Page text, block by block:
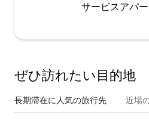
サービスアパ
ぜひ訪⁠れ⁠た⁠い目⁠的⁠地
長期滞在に人気の旅行先 近場